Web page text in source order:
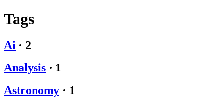
Tags
Ai · 2
Analysis · 1
Astronomy · 1